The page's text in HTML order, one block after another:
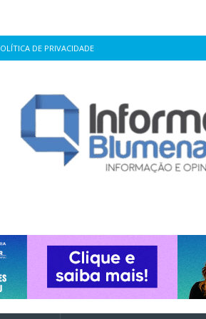
DE PRIVACIDADE